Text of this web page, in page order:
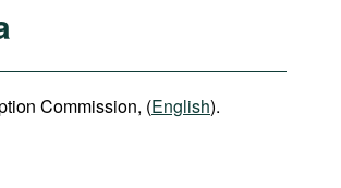
Commission, (English).